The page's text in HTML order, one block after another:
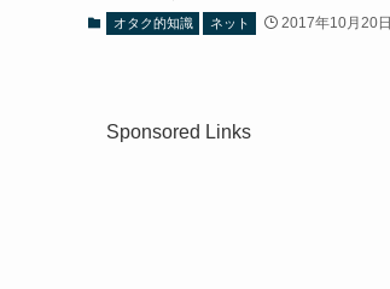
オタク的知識 ネット 2017年10月20日
Sponsored Links